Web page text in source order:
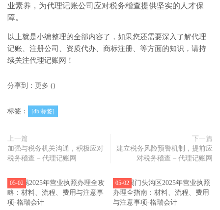
业素养，为代理记账公司应对税务稽查提供坚实的人才保
障。
以上就是小编整理的全部内容了，如果您还需要深入了解代理
记账、注册公司、资质代办、商标注册、等方面的知识，请持
续关注代理记账网！
分享到： 更多 ()
标签： [db:标签]
上一篇
加强与税务机关沟通，积极应对
税务稽查 – 代理记账网
下一篇
建立税务风险预警机制，提前应
对税务稽查 – 代理记账网
05-02 05-02